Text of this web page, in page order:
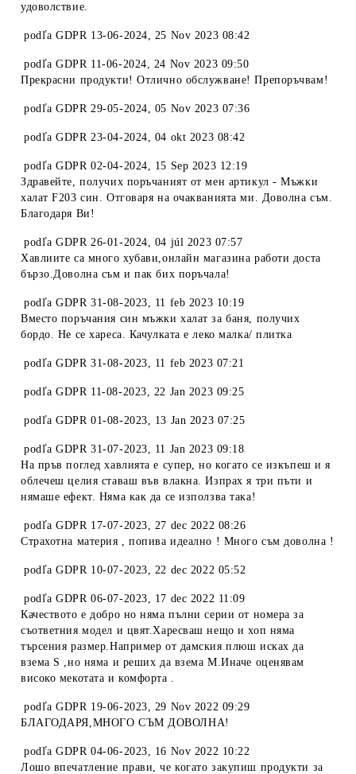
удоволствие.
podľaGDPR 13-06-2024, 25 Nov 2023 08:42
podľaGDPR 11-06-2024, 24 Nov 2023 09:50
Прекрасни продукти! Отлично обслужване! Препоръчвам!
podľaGDPR 29-05-2024, 05 Nov 2023 07:36
podľaGDPR 23-04-2024, 04 okt 2023 08:42
podľaGDPR 02-04-2024, 15 Sep 2023 12:19
Здравейте, получих поръчаният от мен артикул - Мъжки
халат F203 син. Отговаря на очакванията ми. Доволна съм.
Благодаря Ви!
podľaGDPR 26-01-2024, 04 júl 2023 07:57
Хавлиите са много хубави,онлайн магазина работи доста
бързо.Доволна съм и пак бих поръчала!
podľaGDPR 31-08-2023, 11 feb 2023 10:19
Вместо поръчания син мъжки халат за баня, получих
бордо. Не се хареса. Качулката е леко малка/ плитка
podľaGDPR 31-08-2023, 11 feb 2023 07:21
podľaGDPR 11-08-2023, 22 Jan 2023 09:25
podľaGDPR 01-08-2023, 13 Jan 2023 07:25
podľaGDPR 31-07-2023, 11 Jan 2023 09:18
На пръв поглед хавлията е супер, но когато се изкъпеш и я
облечеш целия ставаш във влакна. Изпрах я три пъти и
нямаше ефект. Няма как да се използва така!
podľaGDPR 17-07-2023, 27 dec 2022 08:26
Страхотна материя , попива идеално ! Много съм доволна !
podľaGDPR 10-07-2023, 22 dec 2022 05:52
podľaGDPR 06-07-2023, 17 dec 2022 11:09
Качеството е добро но няма пълни серии от номера за
съответния модел и цвят.Харесваш нещо и хоп няма
търсения размер.Например от дамския плюш исках да
взема S ,но няма и реших да взема М.Иначе оценявам
високо мекотата и комфорта .
podľaGDPR 19-06-2023, 29 Nov 2022 09:29
БЛАГОДАРЯ,МНОГО СЪМ ДОВОЛНА!
podľaGDPR 04-06-2023, 16 Nov 2022 10:22
Лошо впечатление прави, че когато закупиш продукти за